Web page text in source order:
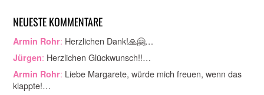
NEUESTE KOMMENTARE
Armin Rohr: Herzlichen Dank!🙏🤗…
Jürgen: Herzlichen Glückwunsch!!…
Armin Rohr: Liebe Margarete, würde mich freuen, wenn das
klappte!…